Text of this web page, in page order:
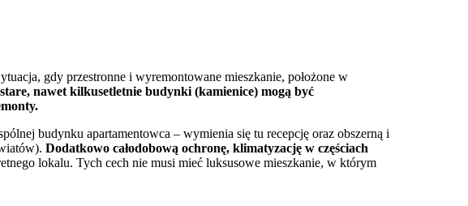
gdy przestronne i wyremontowane mieszkanie, położone w
nawet kilkusetletnie budynki (kamienice) mogą być
budynku apartamentowca – wymienia się tu recepcję oraz obszerną i
Dodatkowo całodobową ochronę, klimatyzację w częściach
lokalu. Tych cech nie musi mieć luksusowe mieszkanie, w którym